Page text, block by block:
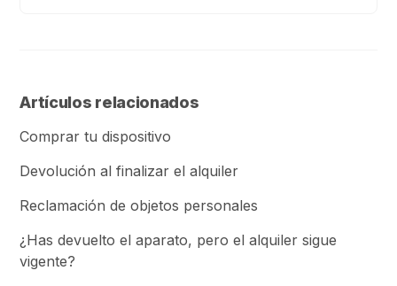
Artículos relacionados
Comprar tu dispositivo
Devolución al finalizar el alquiler
Reclamación de objetos personales
¿Has devuelto el aparato, pero el alquiler sigue
vigente?